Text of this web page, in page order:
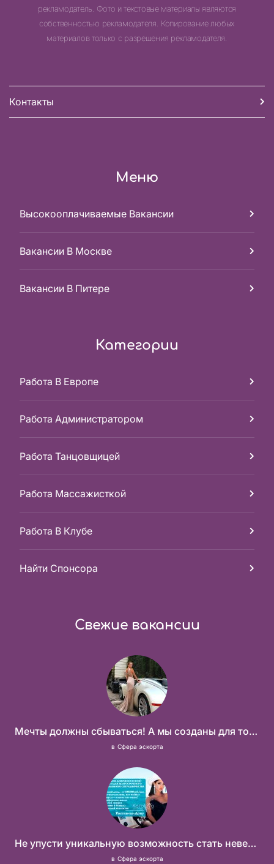
рекламодатель. Фото и текстовые материалы являются
собственностью рекламодателя. Копирование любых
материалов только с разрешения рекламодателя.
Контакты
Меню
Высокооплачиваемые Вакансии
Вакансии В Москве
Вакансии В Питере
Категории
Работа В Европе
Работа Администратором
Работа Танцовщицей
Работа Массажисткой
Работа В Клубе
Найти Спонсора
Свежие вакансии
Мечты должны сбываться! А мы созданы для того что бы их осуществить!
в Сфера эскорта
Не упусти уникальную возможность стать невероятно успешной и независимой!
в Сфера эскорта